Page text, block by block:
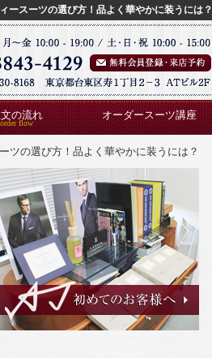
ースーツの選び方！品よく華やかに装うには？
の流れ オーダースーツ講座
ツの選び方！品よく華やかに装うには？